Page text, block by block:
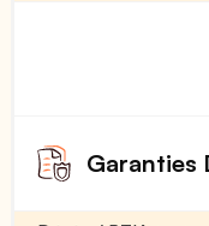
Garanties